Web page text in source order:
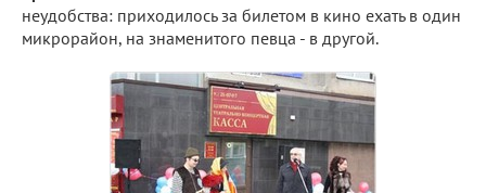
неудобства: приходилось за билетом в кино ехать в один
микрорайон, на знаменитого певца - в другой.